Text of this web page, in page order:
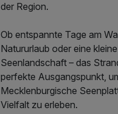
der Region.
Ob entspannte Tage am
Natururlaub oder eine
Seenlandschaft – das
perfekte Ausgangspunkt,
Mecklenburgische
Vielfalt zu erleben.